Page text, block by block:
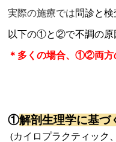
実際の施療では問診と検
以下の①と②で不調の原
＊多くの場合、①②両方
①解剖生理学に基づ
(カイロプラクティック